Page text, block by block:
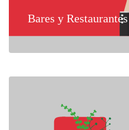
Bares y Restaurantes